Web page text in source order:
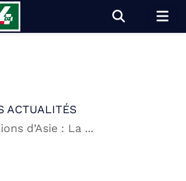
ACTUALITÉS
d’Asie : La ...